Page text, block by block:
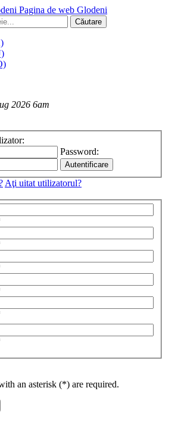
Pagina de web Glodeni
Căutare
2026 6am
Password:
Aţi uitat utilizatorul?
an asterisk (*) are required.